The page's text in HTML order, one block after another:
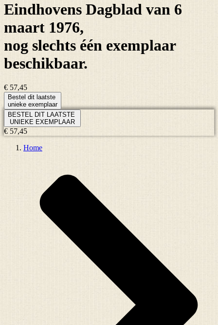
Eindhovens Dagblad van 6
maart 1976,
nog slechts één exemplaar
beschikbaar.
€ 57,45
Bestel dit laatste
unieke exemplaar
BESTEL DIT LAATSTE
UNIEKE EXEMPLAAR
€ 57,45
Home